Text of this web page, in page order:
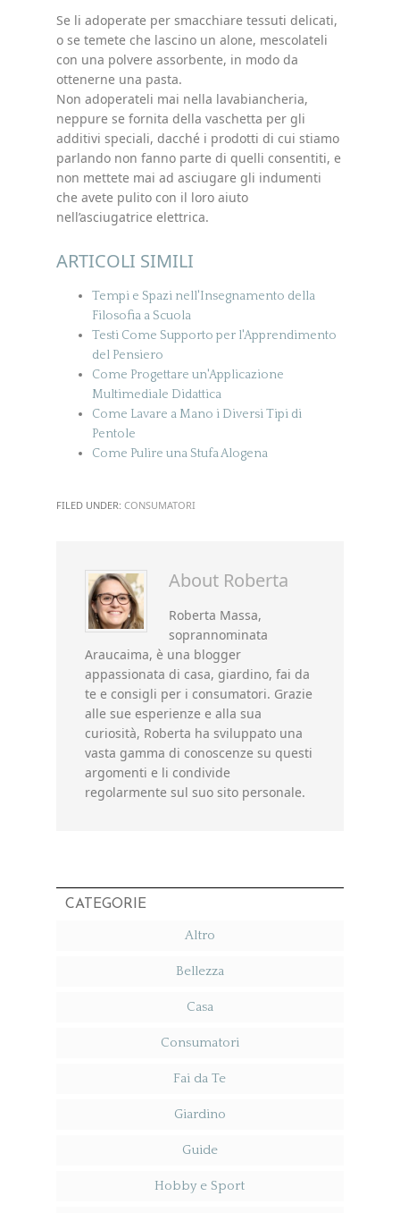
Se li adoperate per smacchiare tessuti delicati,
o se temete che lascino un alone, mescolateli
con una polvere assorbente, in modo da
ottenerne una pasta.
Non adoperateli mai nella lavabiancheria,
neppure se fornita della vaschetta per gli
additivi speciali, dacché i prodotti di cui stiamo
parlando non fanno parte di quelli consentiti, e
non mettete mai ad asciugare gli indumenti
che avete pulito con il loro aiuto
nell’asciugatrice elettrica.
ARTICOLI SIMILI
Tempi e Spazi nell'Insegnamento della
Filosofia a Scuola
Testi Come Supporto per l'Apprendimento
del Pensiero
Come Progettare un'Applicazione
Multimediale Didattica
Come Lavare a Mano i Diversi Tipi di
Pentole
Come Pulire una Stufa Alogena
FILED UNDER: CONSUMATORI
About Roberta
Roberta Massa,
soprannominata
Araucaima, è una blogger
appassionata di casa, giardino, fai da
te e consigli per i consumatori. Grazie
alle sue esperienze e alla sua
curiosità, Roberta ha sviluppato una
vasta gamma di conoscenze su questi
argomenti e li condivide
regolarmente sul suo sito personale.
CATEGORIE
Altro
Bellezza
Casa
Consumatori
Fai da Te
Giardino
Guide
Hobby e Sport